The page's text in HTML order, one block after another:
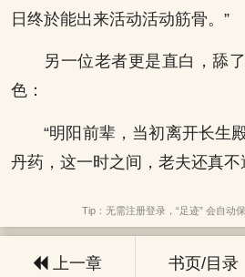
日终於能出来活动活动筋骨。”
另一位老者更是直白，舔
色：
“明阳前辈，当初离开长生
丹药，这一时之间，老夫还真不
Tip：无需注册登录，“足迹” 会自动
上一章 书页/目录